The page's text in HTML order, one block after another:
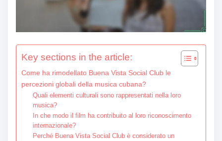
Key sections in the article:
Come ha rimodellato Buena Vista Social Club le
percezioni globali della musica cubana?
Quali elementi culturali sono rappresentati nella loro
musica?
In che modo il film ha contribuito al loro riconoscimento
internazionale?
Perché Buena Vista Social Club è considerato un